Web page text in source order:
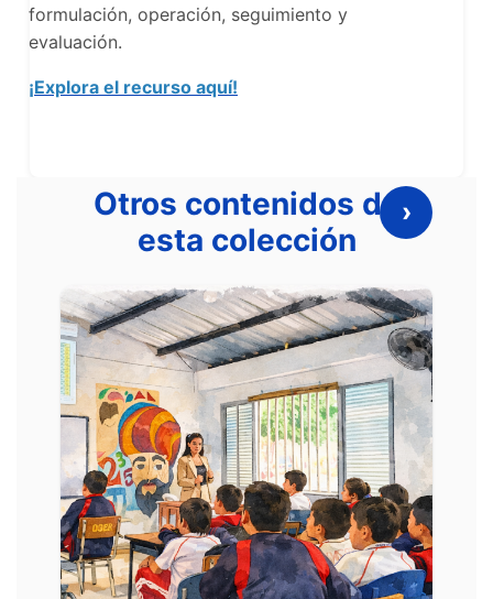
formulación, operación, seguimiento y
evaluación.
¡Explora el recurso aquí!
Otros contenidos de
esta colección
›